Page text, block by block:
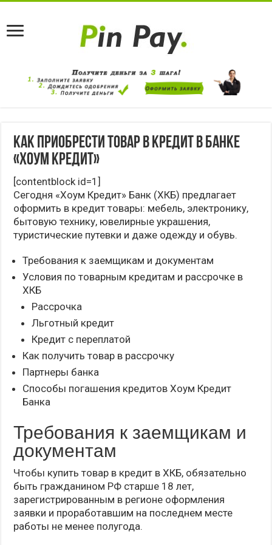
Как приобрести товар в кредит в банке
«Хоум Кредит»
[contentblock id=1]
Сегодня «Хоум Кредит» Банк (ХКБ) предлагает
оформить в кредит товары: мебель, электронику,
бытовую технику, ювелирные украшения,
туристические путевки и даже одежду и обувь.
Требования к заемщикам и документам
Условия по товарным кредитам и рассрочке в
ХКБ
Рассрочка
Льготный кредит
Кредит с переплатой
Как получить товар в рассрочку
Партнеры банка
Способы погашения кредитов Хоум Кредит
Банка
Требования к заемщикам и
документам
Чтобы купить товар в кредит в ХКБ, обязательно
быть гражданином РФ старше 18 лет,
зарегистрированным в регионе оформления
заявки и проработавшим на последнем месте
работы не менее полугода.